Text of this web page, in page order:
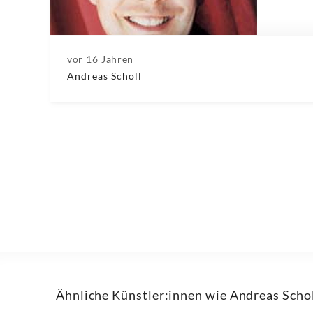
vor 16 Jahren
Andreas Scholl
Ähnliche Künstler:innen wie Andreas